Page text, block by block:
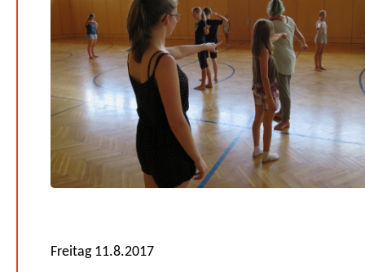
Freitag 11.8.2017